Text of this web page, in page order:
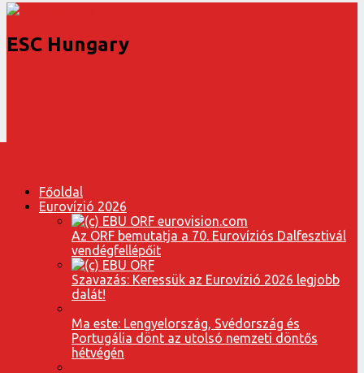
ESC Hungary
Főoldal
Eurovízió 2026
Az ORF bemutatja a 70. Eurovíziós Dalfesztivál
vendégfellépőit
Szavazás: Keressük az Eurovízió 2026 legjobb
dalát!
Ma este: Lengyelország, Svédország és
Portugália dönt az utolsó nemzeti döntős
hétvégén